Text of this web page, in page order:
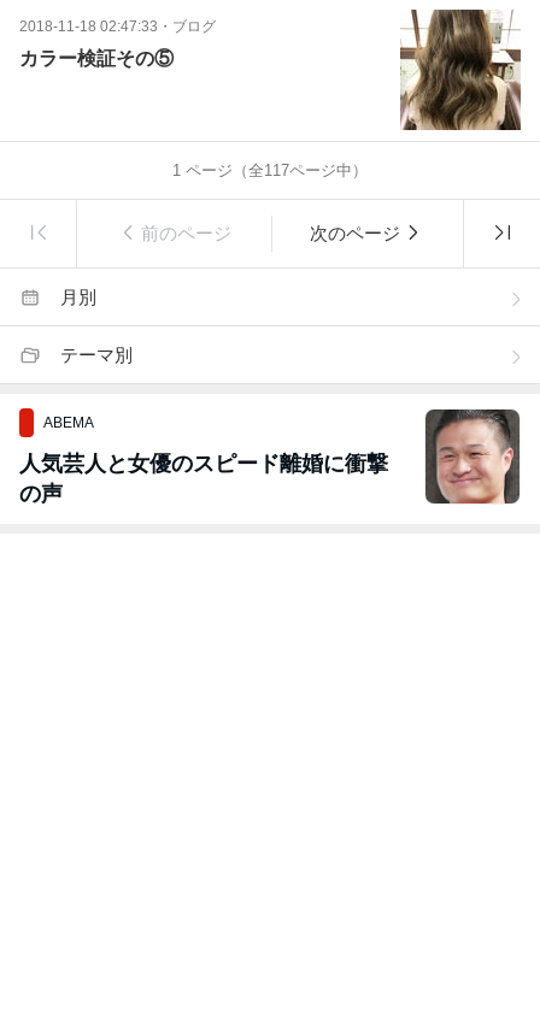
2018-11-18 02:47:33 ・ ブログ
カラー検証その⑤
1 ページ（全117ページ中）
前のページ 次のページ
月別
テーマ別
ABEMA
人気芸人と女優のスピード離婚に衝撃
の声